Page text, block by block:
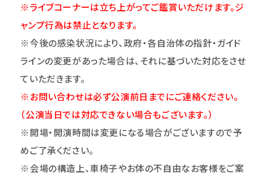
※ライブコーナーは立ち上がってご鑑賞いただけます。ジ
ャンプ行為は禁止となります。
※今後の感染状況により、政府・各自治体の指針・ガイド
ラインの変更があった場合は、それに基づいた対応をさせ
ていただきます。
※お問い合わせは必ず公演前日までにご連絡ください。
（公演当日では対応できない場合もございます。）
※開場・開演時間は変更になる場合がございますので予
めご了承ください。
※会場の構造上、車椅子やお体の不自由なお客様をご案